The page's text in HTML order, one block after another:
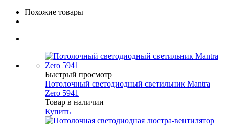
Похожие товары
Быстрый просмотр
Потолочный светодиодный светильник Mantra
Zero 5941
Товар в наличии
Купить